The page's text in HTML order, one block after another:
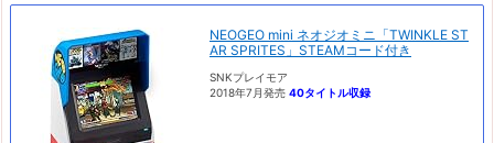
NEOGEO mini ネオジオミニ「TWINKLE ST
AR SPRITES」STEAMコード付き
SNKプレイモア
2018年7月発売 40タイトル収録